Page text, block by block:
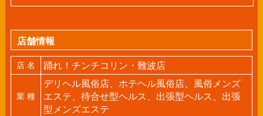
店舗情報
店 名 踊れ！チンチコリン・難波店
業 種
デリヘル風俗店、ホテヘル風俗店、風俗メンズ
エステ、待合せ型ヘルス、出張型ヘルス、出張
型メンズエステ